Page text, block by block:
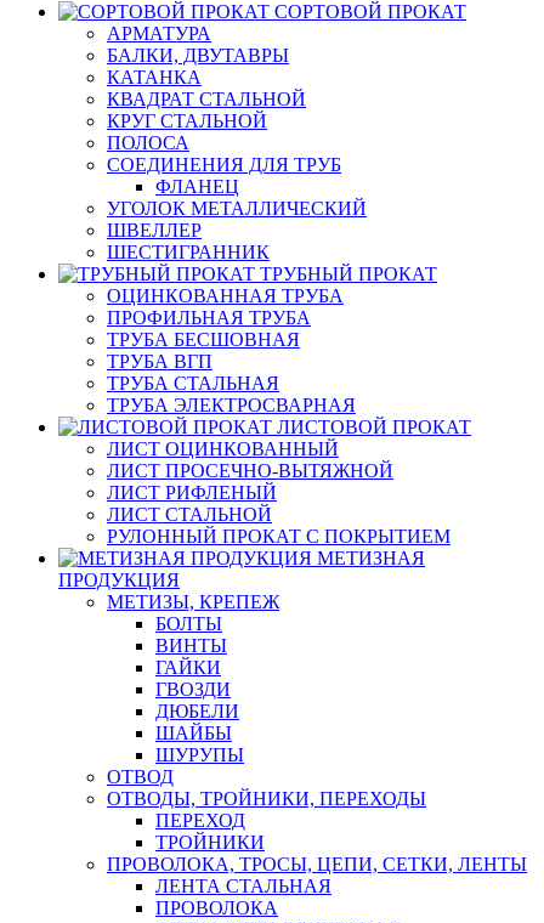
СОРТОВОЙ ПРОКАТ
АРМАТУРА
БАЛКИ, ДВУТАВРЫ
КАТАНКА
КВАДРАТ СТАЛЬНОЙ
КРУГ СТАЛЬНОЙ
ПОЛОСА
СОЕДИНЕНИЯ ДЛЯ ТРУБ
ФЛАНЕЦ
УГОЛОК МЕТАЛЛИЧЕСКИЙ
ШВЕЛЛЕР
ШЕСТИГРАННИК
ТРУБНЫЙ ПРОКАТ
ОЦИНКОВАННАЯ ТРУБА
ПРОФИЛЬНАЯ ТРУБА
ТРУБА БЕСШОВНАЯ
ТРУБА ВГП
ТРУБА СТАЛЬНАЯ
ТРУБА ЭЛЕКТРОСВАРНАЯ
ЛИСТОВОЙ ПРОКАТ
ЛИСТ ОЦИНКОВАННЫЙ
ЛИСТ ПРОСЕЧНО-ВЫТЯЖНОЙ
ЛИСТ РИФЛЕНЫЙ
ЛИСТ СТАЛЬНОЙ
РУЛОННЫЙ ПРОКАТ С ПОКРЫТИЕМ
МЕТИЗНАЯ
ПРОДУКЦИЯ
МЕТИЗЫ, КРЕПЕЖ
БОЛТЫ
ВИНТЫ
ГАЙКИ
ГВОЗДИ
ДЮБЕЛИ
ШАЙБЫ
ШУРУПЫ
ОТВОД
ОТВОДЫ, ТРОЙНИКИ, ПЕРЕХОДЫ
ПЕРЕХОД
ТРОЙНИКИ
ПРОВОЛОКА, ТРОСЫ, ЦЕПИ, СЕТКИ, ЛЕНТЫ
ЛЕНТА СТАЛЬНАЯ
ПРОВОЛОКА